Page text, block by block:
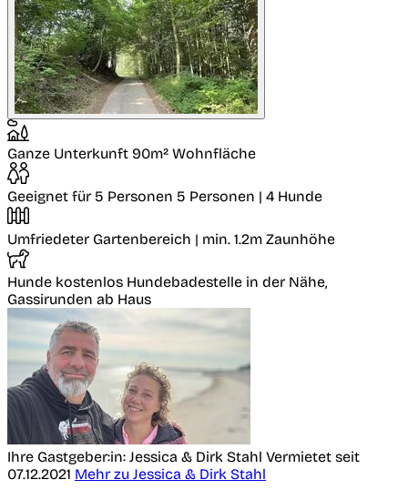
Ganze Unterkunft 90m² Wohnfläche
Geeignet für 5 Personen 5 Personen | 4 Hunde
Umfriedeter Gartenbereich | min. 1.2m Zaunhöhe
Hunde kostenlos Hundebadestelle in der Nähe,
Gassirunden ab Haus
Ihre Gastgeber:in: Jessica & Dirk Stahl Vermietet seit
07.12.2021 Mehr zu Jessica & Dirk Stahl